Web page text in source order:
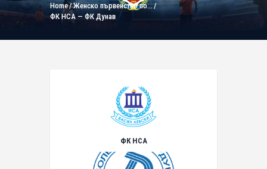
Home Женско първенство по...
ФК НСА — ФК Дунав
ФК НСА